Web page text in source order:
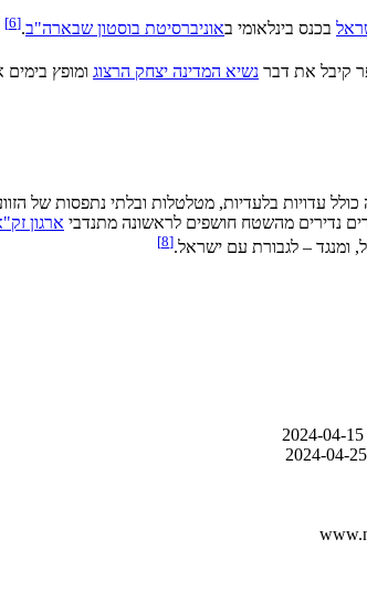
בכנס בינלאומי באוניברסיטת בוסטון שבארה"ב.
[6]
קיבל את דבר נשיא המדינה יצחק הרצוג ומופץ
כולל עדויות בלעדיות, מטלטלות ובלתי נתפסות של
נדירים מהשטח חושפים לראשונה מתנדבי ארגון
ומנגד – לגבורת עם ישראל.[8]